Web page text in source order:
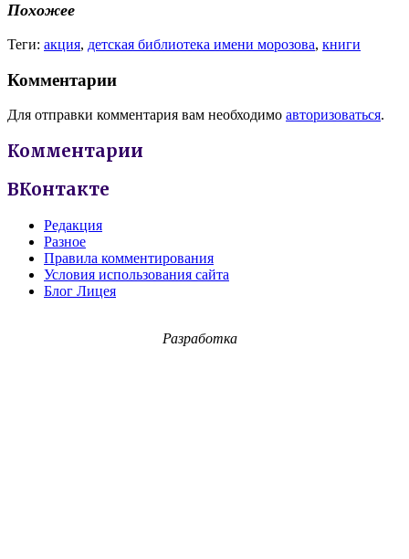
Похожее
Теги: акция, детская библиотека имени морозова, книги
Комментарии
Для отправки комментария вам необходимо авторизоваться.
Комментарии
ВКонтакте
Редакция
Разное
Правила комментирования
Условия использования сайта
Блог Лицея
Разработка